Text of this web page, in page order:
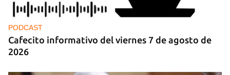
PODCAST
Cafecito informativo del viernes 7 de agosto de
2026